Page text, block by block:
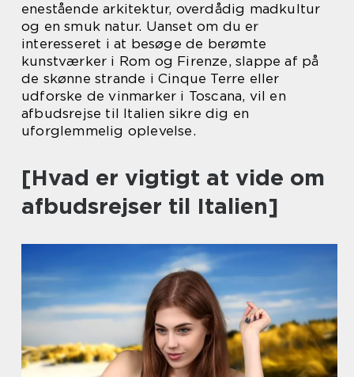
enestående arkitektur, overdådig madkultur
og en smuk natur. Uanset om du er
interesseret i at besøge de berømte
kunstværker i Rom og Firenze, slappe af på
de skønne strande i Cinque Terre eller
udforske de vinmarker i Toscana, vil en
afbudsrejse til Italien sikre dig en
uforglemmelig oplevelse.
[Hvad er vigtigt at vide om
afbudsrejser til Italien]